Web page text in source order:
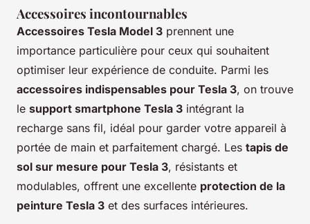
Accessoires incontournables
Accessoires Tesla Model 3 prennent une
importance particulière pour ceux qui souhaitent
optimiser leur expérience de conduite. Parmi les
accessoires indispensables pour Tesla 3, on trouve
le support smartphone Tesla 3 intégrant la
recharge sans fil, idéal pour garder votre appareil à
portée de main et parfaitement chargé. Les tapis de
sol sur mesure pour Tesla 3, résistants et
modulables, offrent une excellente protection de la
peinture Tesla 3 et des surfaces intérieures.